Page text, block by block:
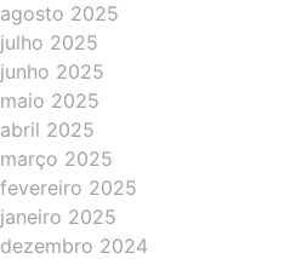
agosto 2025
julho 2025
junho 2025
maio 2025
abril 2025
março 2025
fevereiro 2025
janeiro 2025
dezembro 2024